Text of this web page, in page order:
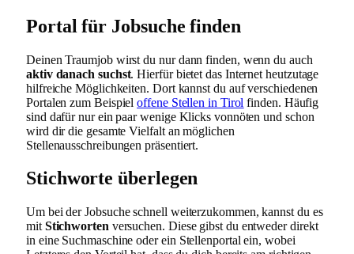
Portal für Jobsuche finden
Deinen Traumjob wirst du nur dann finden, wenn du auch
aktiv danach suchst. Hierfür bietet das Internet heutzutage
hilfreiche Möglichkeiten. Dort kannst du auf verschiedenen
Portalen zum Beispieloffene Stellen in Tirol finden. Häufig
sind dafür nur ein paar wenige Klicks vonnöten und schon
wird dir die gesamte Vielfalt an möglichen
Stellenausschreibungen präsentiert.
Stichworte überlegen
Um bei der Jobsuche schnell weiterzukommen, kannst du es
mitStichworten versuchen. Diese gibst du entweder direkt
in eine Suchmaschine oder ein Stellenportal ein, wobei